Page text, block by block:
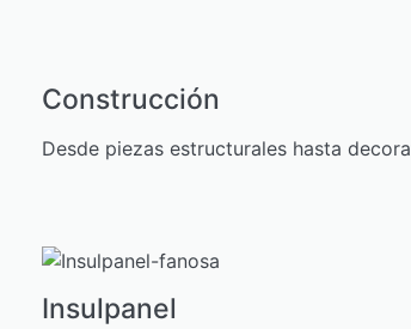
Construcción
Desde piezas estructurales hasta
Insulpanel